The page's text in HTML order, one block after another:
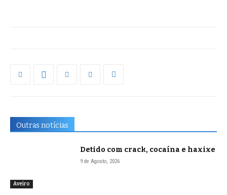
Outras notícias
Aveiro
Detido com crack, cocaína e haxixe
9 de Agosto, 2026